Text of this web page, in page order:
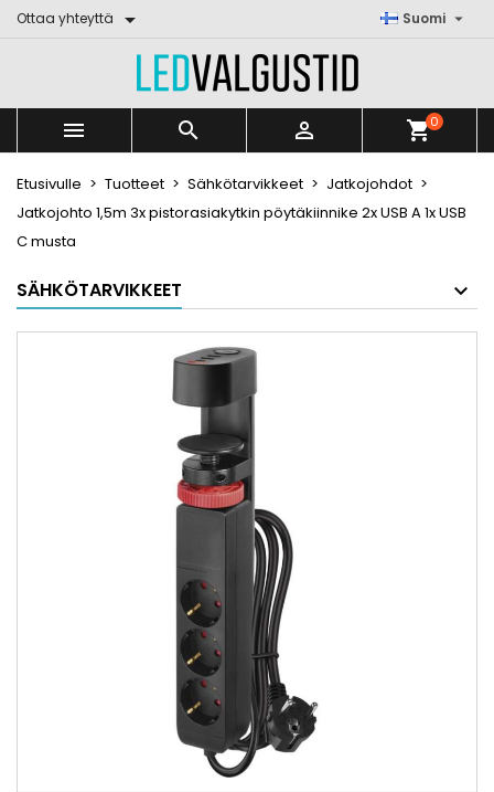
Ottaa yhteyttä  Suomi 
   shopping_cart0
Etusivulle Tuotteet Sähkötarvikkeet
Jatkojohdot
Jatkojohto 1,5m 3x pistorasiakytkin pöytäkiinnike 2x USB A 1x USB
C musta
SÄHKÖTARVIKKEET